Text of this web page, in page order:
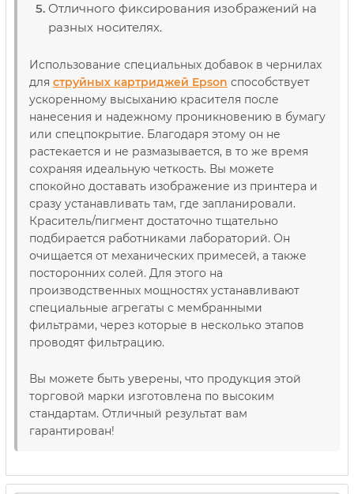
Отличного фиксирования изображений на
разных носителях.
Использование специальных добавок в чернилах
для струйных картриджей Epson способствует
ускоренному высыханию красителя после
нанесения и надежному проникновению в бумагу
или спецпокрытие. Благодаря этому он не
растекается и не размазывается, в то же время
сохраняя идеальную четкость. Вы можете
спокойно доставать изображение из принтера и
сразу устанавливать там, где запланировали.
Краситель/пигмент достаточно тщательно
подбирается работниками лабораторий. Он
очищается от механических примесей, а также
посторонних солей. Для этого на
производственных мощностях устанавливают
специальные агрегаты с мембранными
фильтрами, через которые в несколько этапов
проводят фильтрацию.
Вы можете быть уверены, что продукция этой
торговой марки изготовлена ​​по высоким
стандартам. Отличный результат вам
гарантирован!